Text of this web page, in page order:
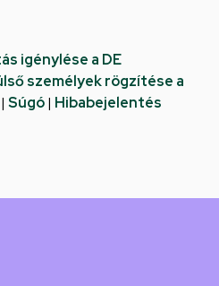
igénylése a DE
személyek rögzítése a
| Súgó| Hibabejelentés